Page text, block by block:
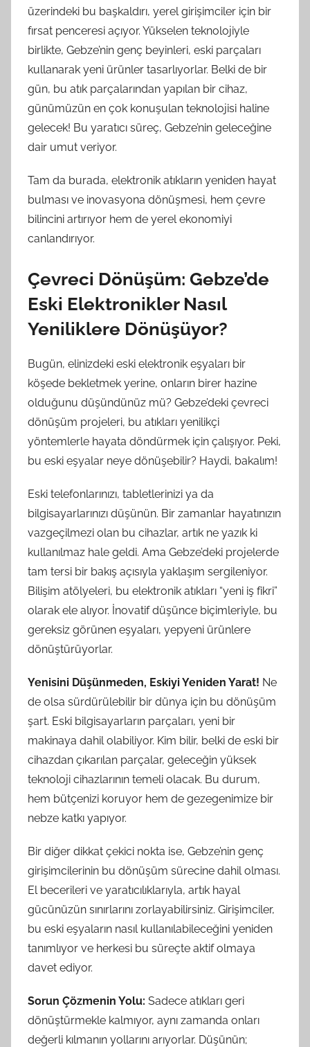
üzerindeki bu başkaldırı, yerel girişimciler için bir
fırsat penceresi açıyor. Yükselen teknolojiyle
birlikte, Gebze’nin genç beyinleri, eski parçaları
kullanarak yeni ürünler tasarlıyorlar. Belki de bir
gün, bu atık parçalarından yapılan bir cihaz,
günümüzün en çok konuşulan teknolojisi haline
gelecek! Bu yaratıcı süreç, Gebze’nin geleceğine
dair umut veriyor.
Tam da burada, elektronik atıkların yeniden hayat
bulması ve inovasyona dönüşmesi, hem çevre
bilincini artırıyor hem de yerel ekonomiyi
canlandırıyor.
Çevreci Dönüşüm: Gebze’de
Eski Elektronikler Nasıl
Yeniliklere Dönüşüyor?
Bugün, elinizdeki eski elektronik eşyaları bir
köşede bekletmek yerine, onların birer hazine
olduğunu düşündünüz mü? Gebze’deki çevreci
dönüşüm projeleri, bu atıkları yenilikçi
yöntemlerle hayata döndürmek için çalışıyor. Peki,
bu eski eşyalar neye dönüşebilir? Haydi, bakalım!
Eski telefonlarınızı, tabletlerinizi ya da
bilgisayarlarınızı düşünün. Bir zamanlar hayatınızın
vazgeçilmezi olan bu cihazlar, artık ne yazık ki
kullanılmaz hale geldi. Ama Gebze’deki projelerde
tam tersi bir bakış açısıyla yaklaşım sergileniyor.
Bilişim atölyeleri, bu elektronik atıkları “yeni iş fikri”
olarak ele alıyor. İnovatif düşünce biçimleriyle, bu
gereksiz görünen eşyaları, yepyeni ürünlere
dönüştürüyorlar.
Yenisini Düşünmeden, Eskiyi Yeniden Yarat! Ne
de olsa sürdürülebilir bir dünya için bu dönüşüm
şart. Eski bilgisayarların parçaları, yeni bir
makinaya dahil olabiliyor. Kim bilir, belki de eski bir
cihazdan çıkarılan parçalar, geleceğin yüksek
teknoloji cihazlarının temeli olacak. Bu durum,
hem bütçenizi koruyor hem de gezegenimize bir
nebze katkı yapıyor.
Bir diğer dikkat çekici nokta ise, Gebze’nin genç
girişimcilerinin bu dönüşüm sürecine dahil olması.
El becerileri ve yaratıcılıklarıyla, artık hayal
gücünüzün sınırlarını zorlayabilirsiniz. Girişimciler,
bu eski eşyaların nasıl kullanılabileceğini yeniden
tanımlıyor ve herkesi bu süreçte aktif olmaya
davet ediyor.
Sorun Çözmenin Yolu: Sadece atıkları geri
dönüştürmekle kalmıyor, aynı zamanda onları
değerli kılmanın yollarını arıyorlar. Düşünün;